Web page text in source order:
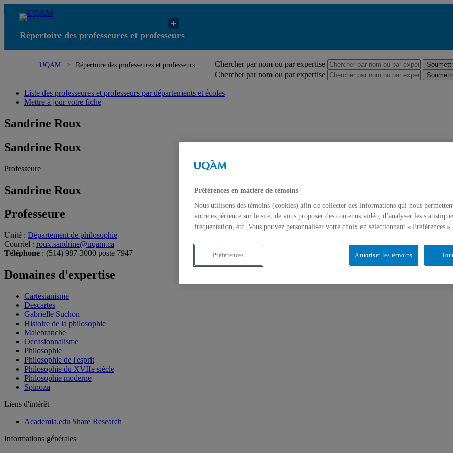
Répertoire des professeures et professeurs
UQAM Répertoire des professeures et professeurs
Chercher par nom ou par expertise
Chercher par nom ou par expertise
Liste des professeures et professeurs par départements et écoles
Mettre à jour votre fiche
Sandrine Roux
Sandrine Roux
Professeure
Sandrine Roux
Professeure
Unité : Département de philosophie
Courriel : roux.sandrine@uqam.ca
Téléphone : (514) 987-3000 poste 7947
Domaines d'expertise
Cartésianisme
Descartes
Gabrielle Suchon
Histoire de la philosophie
Malebranche
Occasionnalisme
Philosophie
Philosophie de l'esprit
Philosophie du XVIIe siècle
Philosophie moderne
Spinoza
Liens d'intérêt
Academia.edu Share Research
Informations générales
Préférences en matière de témoins
Nous utilisons des témoins (cookies) afin de collecter des informations qui nous
votre expérience sur le site, de vous proposer des contenus vidéo, d’analyser les
fréquentation, etc. Vous pouvez personnaliser votre choix en sélectionnant « Préférences ».
Autoriser les témoins
Préférences